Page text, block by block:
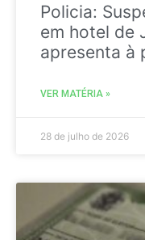
Policia:
em hotel de
apresenta à
VER MATÉRIA »
28 de julho de 2026